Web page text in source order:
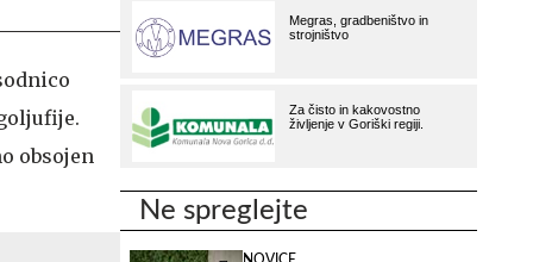
obsojen
Ne spreglejte